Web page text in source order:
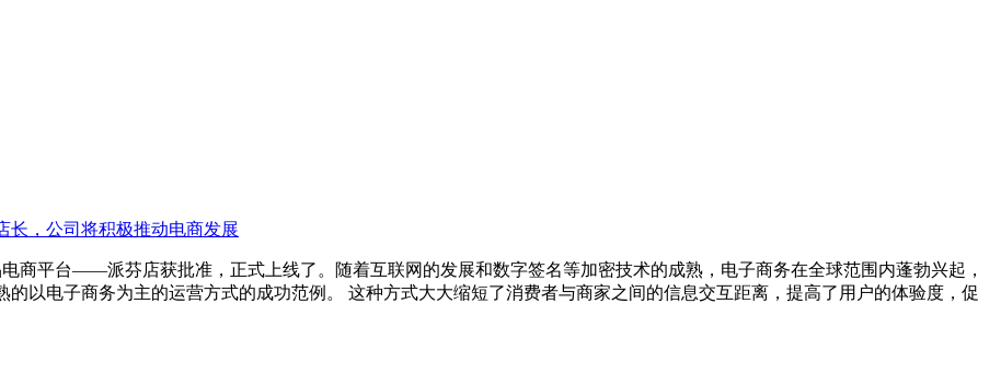
长，公司将积极推动电商发展
商平台——派芬店获批准，正式上线了。随着互联网的发展和数字签名等加密技术的成熟，电子商务在全球范围内蓬勃兴起，
以电子商务为主的运营方式的成功范例。 这种方式大大缩短了消费者与商家之间的信息交互距离，提高了用户的体验度，促